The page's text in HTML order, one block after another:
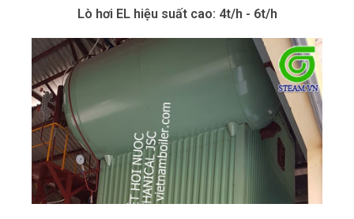
Lò hơi EL hiệu suất cao: 4t/h - 6t/h